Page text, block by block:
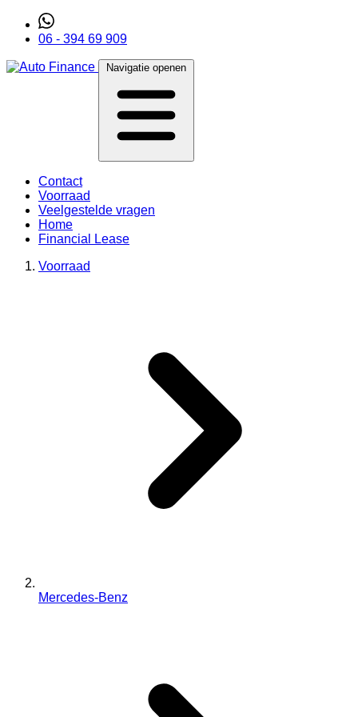
06 - 394 69 909
Navigatie openen
Contact
Voorraad
Veelgestelde vragen
Home
Financial Lease
Voorraad
Mercedes-Benz